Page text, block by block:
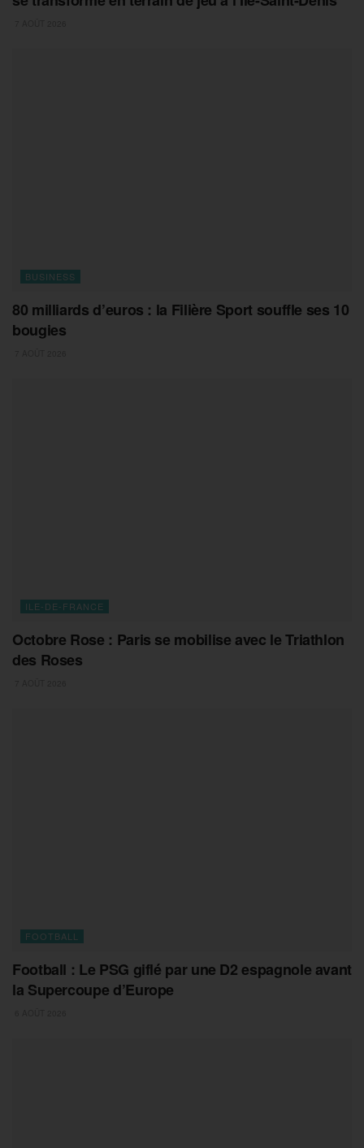
BUSINESS
80 milliards d’euros : la Filière Sport souffle ses 10
bougies
ILE-DE-FRANCE
Octobre Rose : Paris se mobilise avec le Triathlon
des Roses
FOOTBALL
Football : Le PSG giflé par une D2 espagnole avant
la Supercoupe d’Europe